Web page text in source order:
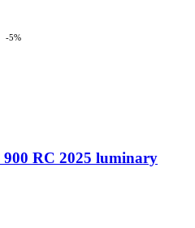
-5%
RC 2025 luminary